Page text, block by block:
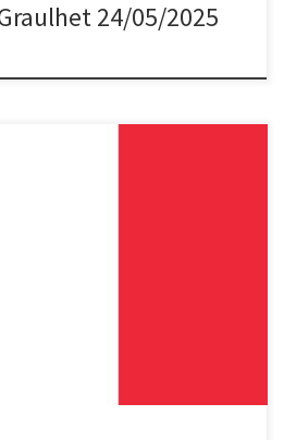
24/05/2025